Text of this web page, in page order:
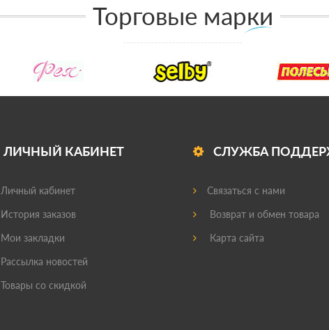
Торговые марки
ЛИЧНЫЙ КАБИНЕТ
Личный кабинет
История заказов
Мои закладки
Рассылка новостей
Товары со скидкой
СЛУЖБА
Связаться с нами
Возврат и обмен товара
Карта сайта